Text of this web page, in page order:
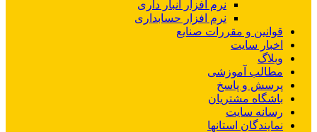
نرم افزار انبار داری
نرم افزار حسابداری
قوانین و مقررات صنایع
اخبار سایت
وبلاگ
مطالب آموزشی
پرسش و پاسخ
باشگاه مشتریان
رسانه سایت
نمایندگان استانها